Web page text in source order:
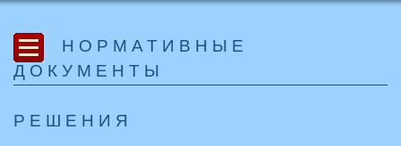
НОРМАТИВНЫЕ
ДОКУМЕНТЫ
РЕШЕНИЯ